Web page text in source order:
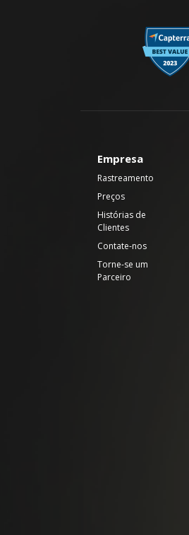
Empresa
Rastreamento
Preços
Histórias de
Clientes
Contate-nos
Torne-se um
Parceiro